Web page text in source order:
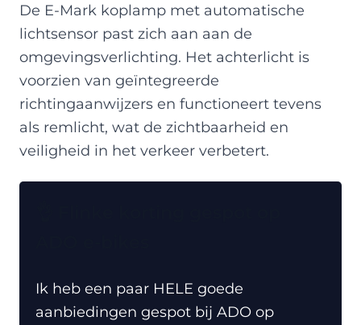
De E-Mark koplamp met automatische
lichtsensor past zich aan aan de
omgevingsverlichting. Het achterlicht is
voorzien van geïntegreerde
richtingaanwijzers en functioneert tevens
als remlicht, wat de zichtbaarheid en
veiligheid in het verkeer verbetert.
Ik heb een paar HELE goede
aanbiedingen gespot bij ADO op